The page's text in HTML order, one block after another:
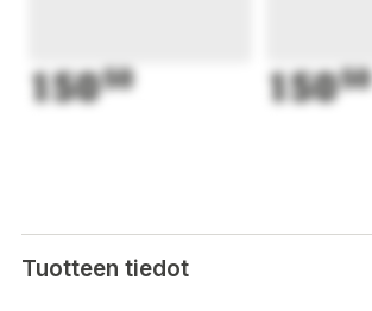
15050 15050
Tuotteen tiedot